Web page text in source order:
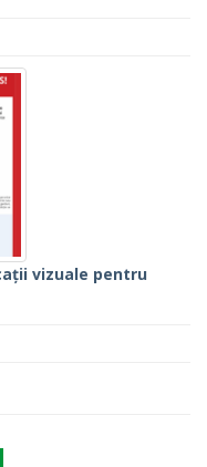
vizuale pentru